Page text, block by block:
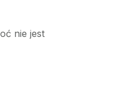
nie jest